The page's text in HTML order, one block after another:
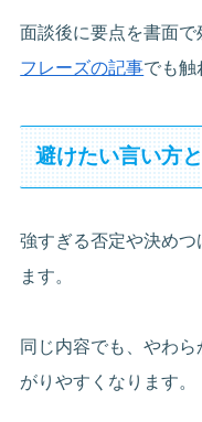
面談後に要点を書面
フレーズの記事でも触
避けたい言い方
強すぎる否定や決め
ます。
同じ内容でも、やわ
がりやすくなります。